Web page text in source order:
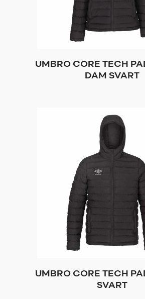
UMBRO CORE TECH
DAM SVART
UMBRO CORE TECH
SVART